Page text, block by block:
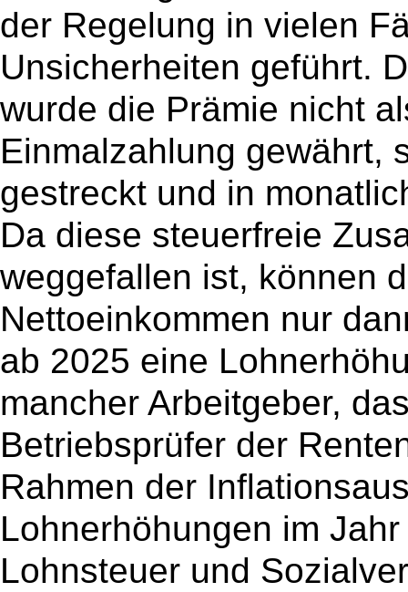
der Regelung in vielen
Unsicherheiten geführt.
wurde die Prämie nicht
Einmalzahlung gewährt,
gestreckt und in
Da diese steuerfreie
weggefallen ist, können
Nettoeinkommen nur
ab 2025 eine
mancher Arbeitgeber,
Betriebsprüfer der
Rahmen der
Lohnerhöhungen im
Lohnsteuer und